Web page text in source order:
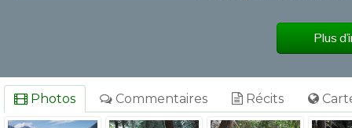
Plus
Photos Commentaires Récits